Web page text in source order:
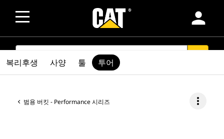
person
SEARCH
범용 버킷 - Performance 시리즈 more_vert
복리후생 사양 툴 투어